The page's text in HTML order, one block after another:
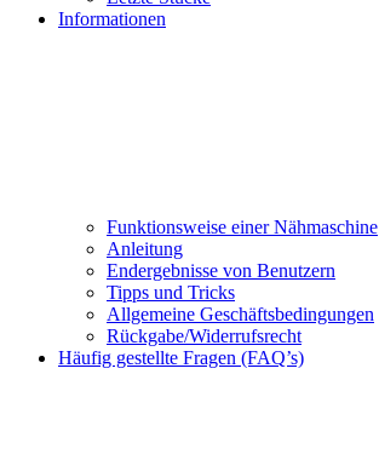
Informationen
Funktionsweise einer Nähmaschine
Anleitung
Endergebnisse von Benutzern
Tipps und Tricks
Allgemeine Geschäftsbedingungen
Rückgabe/Widerrufsrecht
Häufig gestellte Fragen (FAQ’s)